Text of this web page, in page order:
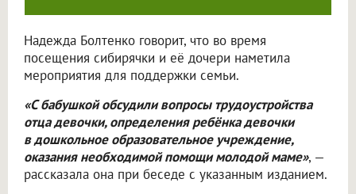
Надежда Болтенко говорит, что во время
посещения сибирячки и её дочери наметила
мероприятия для поддержки семьи.
«С бабушкой обсудили вопросы трудоустройства
отца девочки, определения ребёнка девочки
в дошкольное образовательное учреждение,
оказания необходимой помощи молодой маме», —
рассказала она при беседе с указанным изданием.